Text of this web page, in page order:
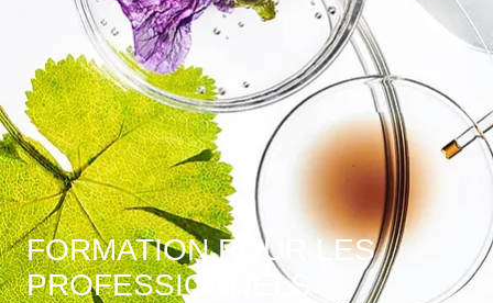
FORMATION POUR LES
PROFESSIONNELS